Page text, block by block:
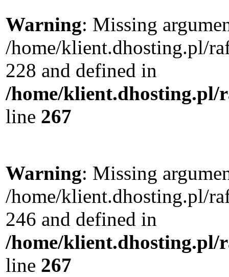
Warning: Missing
/home/klient.dhosting.pl/
228 and defined in
/home/klient.dhosting.pl/
line 267
Warning: Missing
/home/klient.dhosting.pl/
246 and defined in
/home/klient.dhosting.pl/
line 267